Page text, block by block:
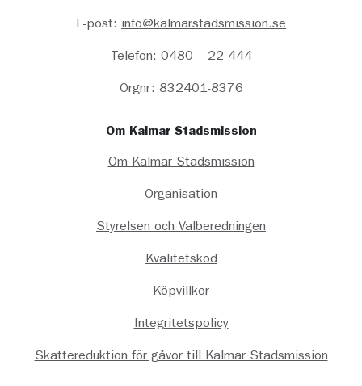
E-post: info@kalmarstadsmission.se
Telefon: 0480 – 22 444
Orgnr: 832401-8376
Om Kalmar Stadsmission
Om Kalmar Stadsmission
Organisation
Styrelsen och Valberedningen
Kvalitetskod
Köpvillkor
Integritetspolicy
Skattereduktion för gåvor till Kalmar Stadsmission